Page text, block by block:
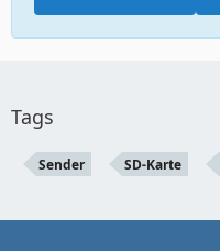
Tags
Sender SD-Karte